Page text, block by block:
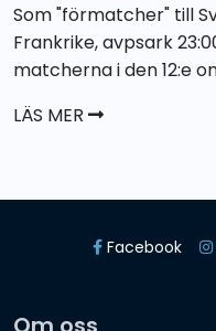
Som "förmatcher" till
Frankrike, avpsark
matcherna i den 12:e
LÄS MER
Facebook